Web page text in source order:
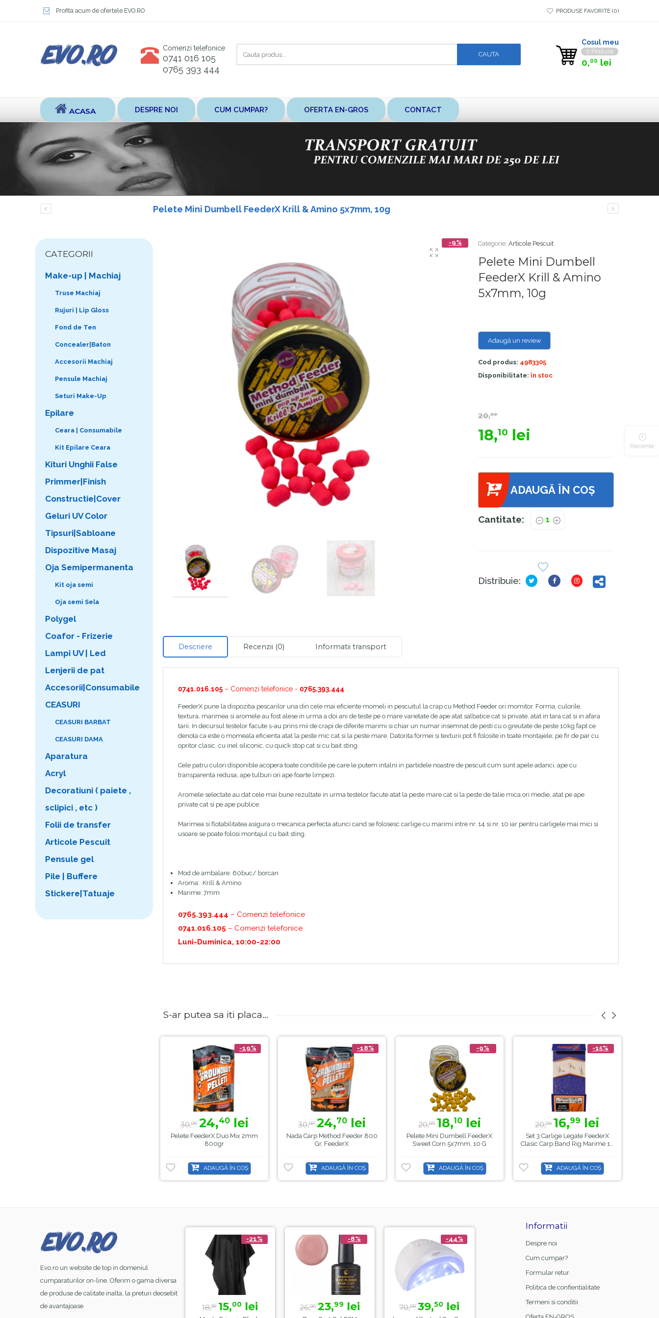
Profita acum de ofertele EVO.RO PRODUSE FAVORITE 0
Comenzi telefonice
0741 016 105
0765 393 444
aici
Cosul meu
0 Produse
0,00 lei
ACASA DESPRE NOI CUM CUMPAR? OFERTA EN-GROS CONTACT
Pelete Mini Dumbell FeederX Krill & Amino 5x7mm, 10g
-9% Categorie:Articole Pescuit
Pelete Mini Dumbell
FeederX Krill & Amino
5x7mm, 10g
Adaugă un review
Cod produs: 4983305
Disponibilitate: în stoc
20,00
18,10 lei
ADAUGĂ ÎN COȘ
Cantitate:
Distribuie:
Descriere Recenzii (0) Informatii transport
0741.016.105 – Comenzi telefonice - 0765.393.444
FeederX pune la dispozitia pescarilor una din cele mai eficiente momeli in pescuitul la crap cu Method Feeder ori momitor. Forma, culorile,
textura, marimea si aromele au fost alese in urma a doi ani de teste pe o mare varietate de ape atat salbatice cat si private, atat in tara cat si in afara
tarii. In decursul testelor facute s-au prins mii de crapi de diferite marimi si chiar un numar insemnat de pesti cu o greutate de peste 10kg fapt ce
denota ca este o momeala eficienta atat la peste mic cat si la peste mare. Datorita formei si texturii pot fi folosite in toate montajele; pe fir de par cu
opritor clasic, cu inel siliconic, cu quick stop cat si cu bait sting.
Cele patru culori disponible acopera toate conditiile pe care le putem intalni in partidele noastre de pescuit cum sunt apele adanci, ape cu
transparenta redusa, ape tulburi ori ape foarte limpezi.
Aromele selectate au dat cele mai bune rezultate in urma testelor facute atat la peste mare cat si la peste de talie mica ori medie, atat pe ape
private cat si pe ape publice.
Marimea si flotabilitatea asigura o mecanica perfecta atunci cand se folosesc carlige cu marimi intre nr. 14 si nr. 10 iar pentru carligele mai mici si
usoare se poate folosi montajul cu bait sting.
Mod de ambalare: 60buc/ borcan
Aroma: Krill & Amino
Marime: 7mm
0765.393.444 – Comenzi telefonice
0741.016.105 – Comenzi telefonice
Luni-Duminica, 10:00-22:00
S-ar putea sa iti placa...
-19%
30,00 24,40lei
Pelete FeederX Duo Mix 2mm
800gr
ADAUGĂ ÎN COȘ
-18%
30,00 24,70lei
Nada Carp Method Feeder 800
Gr, FeederX
ADAUGĂ ÎN COȘ
-9%
20,00 18,10lei
Pelete Mini Dumbell FeederX
Sweet Corn 5x7mm, 10 G
ADAUGĂ ÎN COȘ
-15%
20,00 16,99 lei
Set 3 Carlige Legate FeederX
Clasic Carp Band Rig Marime 14
ADAUGĂ ÎN COȘ
CATEGORII
Make-up | Machiaj
Truse Machiaj
Rujuri | Lip Gloss
Fond de Ten
Concealer|Baton
Accesorii Machiaj
Pensule Machiaj
Seturi Make-Up
Epilare
Ceara | Consumabile
Kit Epilare Ceara
Kituri Unghii False
Primmer|Finish
Constructie|Cover
Geluri UV Color
Tipsuri|Sabloane
Dispozitive Masaj
Oja Semipermanenta
Kit oja semi
Oja semi Sela
Polygel
Coafor - Frizerie
Lampi UV | Led
Lenjerii de pat
Accesorii|Consumabile
CEASURI
CEASURI BARBAT
CEASURI DAMA
Aparatura
Acryl
Decoratiuni ( paiete ,
sclipici , etc )
Folii de transfer
Articole Pescuit
Pensule gel
Pile | Buffere
Stickere|Tatuaje
Evo.ro un website de top in domeniul
cumparaturilor on-line. Oferim o gama diversa
de produse de calitate inalta, la preturi deosebit
de avantajoase.
-8%
99lei
-21%
18,99 15,00 lei
-8%
26,00 23,99 lei
-44%
70,00 39,50 lei
-21%
15,00lei
Informatii
Despre noi
Cum cumpar?
Formular retur
Politica de confientialitate
Termeni si conditii
Recente